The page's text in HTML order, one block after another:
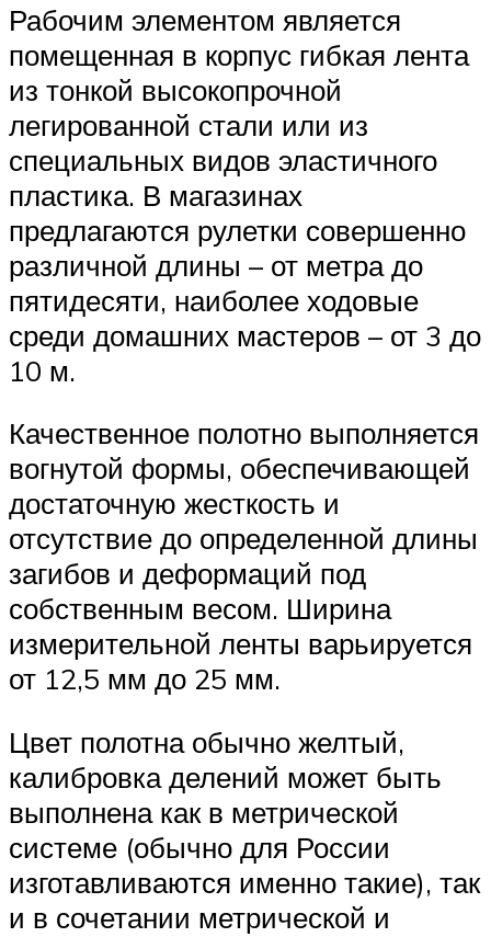
Рабочим элементом является
помещенная в корпус гибкая лента
из тонкой высокопрочной
легированной стали или из
специальных видов эластичного
пластика. В магазинах
предлагаются рулетки совершенно
различной длины – от метра до
пятидесяти, наиболее ходовые
среди домашних мастеров – от 3 до
10 м.
Качественное полотно выполняется
вогнутой формы, обеспечивающей
достаточную жесткость и
отсутствие до определенной длины
загибов и деформаций под
собственным весом. Ширина
измерительной ленты варьируется
от 12,5 мм до 25 мм.
Цвет полотна обычно желтый,
калибровка делений может быть
выполнена как в метрической
системе (обычно для России
изготавливаются именно такие), так
и в сочетании метрической и